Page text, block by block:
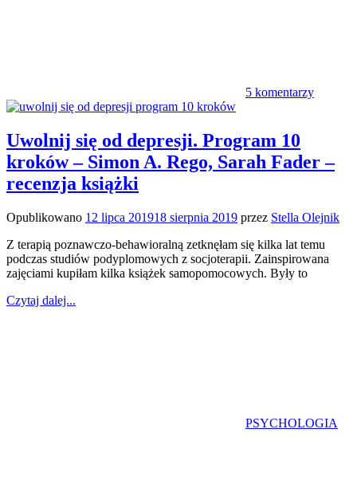
5 komentarzy
Uwolnij się od depresji. Program 10
kroków – Simon A. Rego, Sarah Fader –
recenzja książki
Opublikowano 12 lipca 201918 sierpnia 2019 przez Stella Olejnik
Z terapią poznawczo-behawioralną zetknęłam się kilka lat temu
podczas studiów podyplomowych z socjoterapii. Zainspirowana
zajęciami kupiłam kilka książek samopomocowych. Były to
Czytaj dalej...
PSYCHOLOGIA